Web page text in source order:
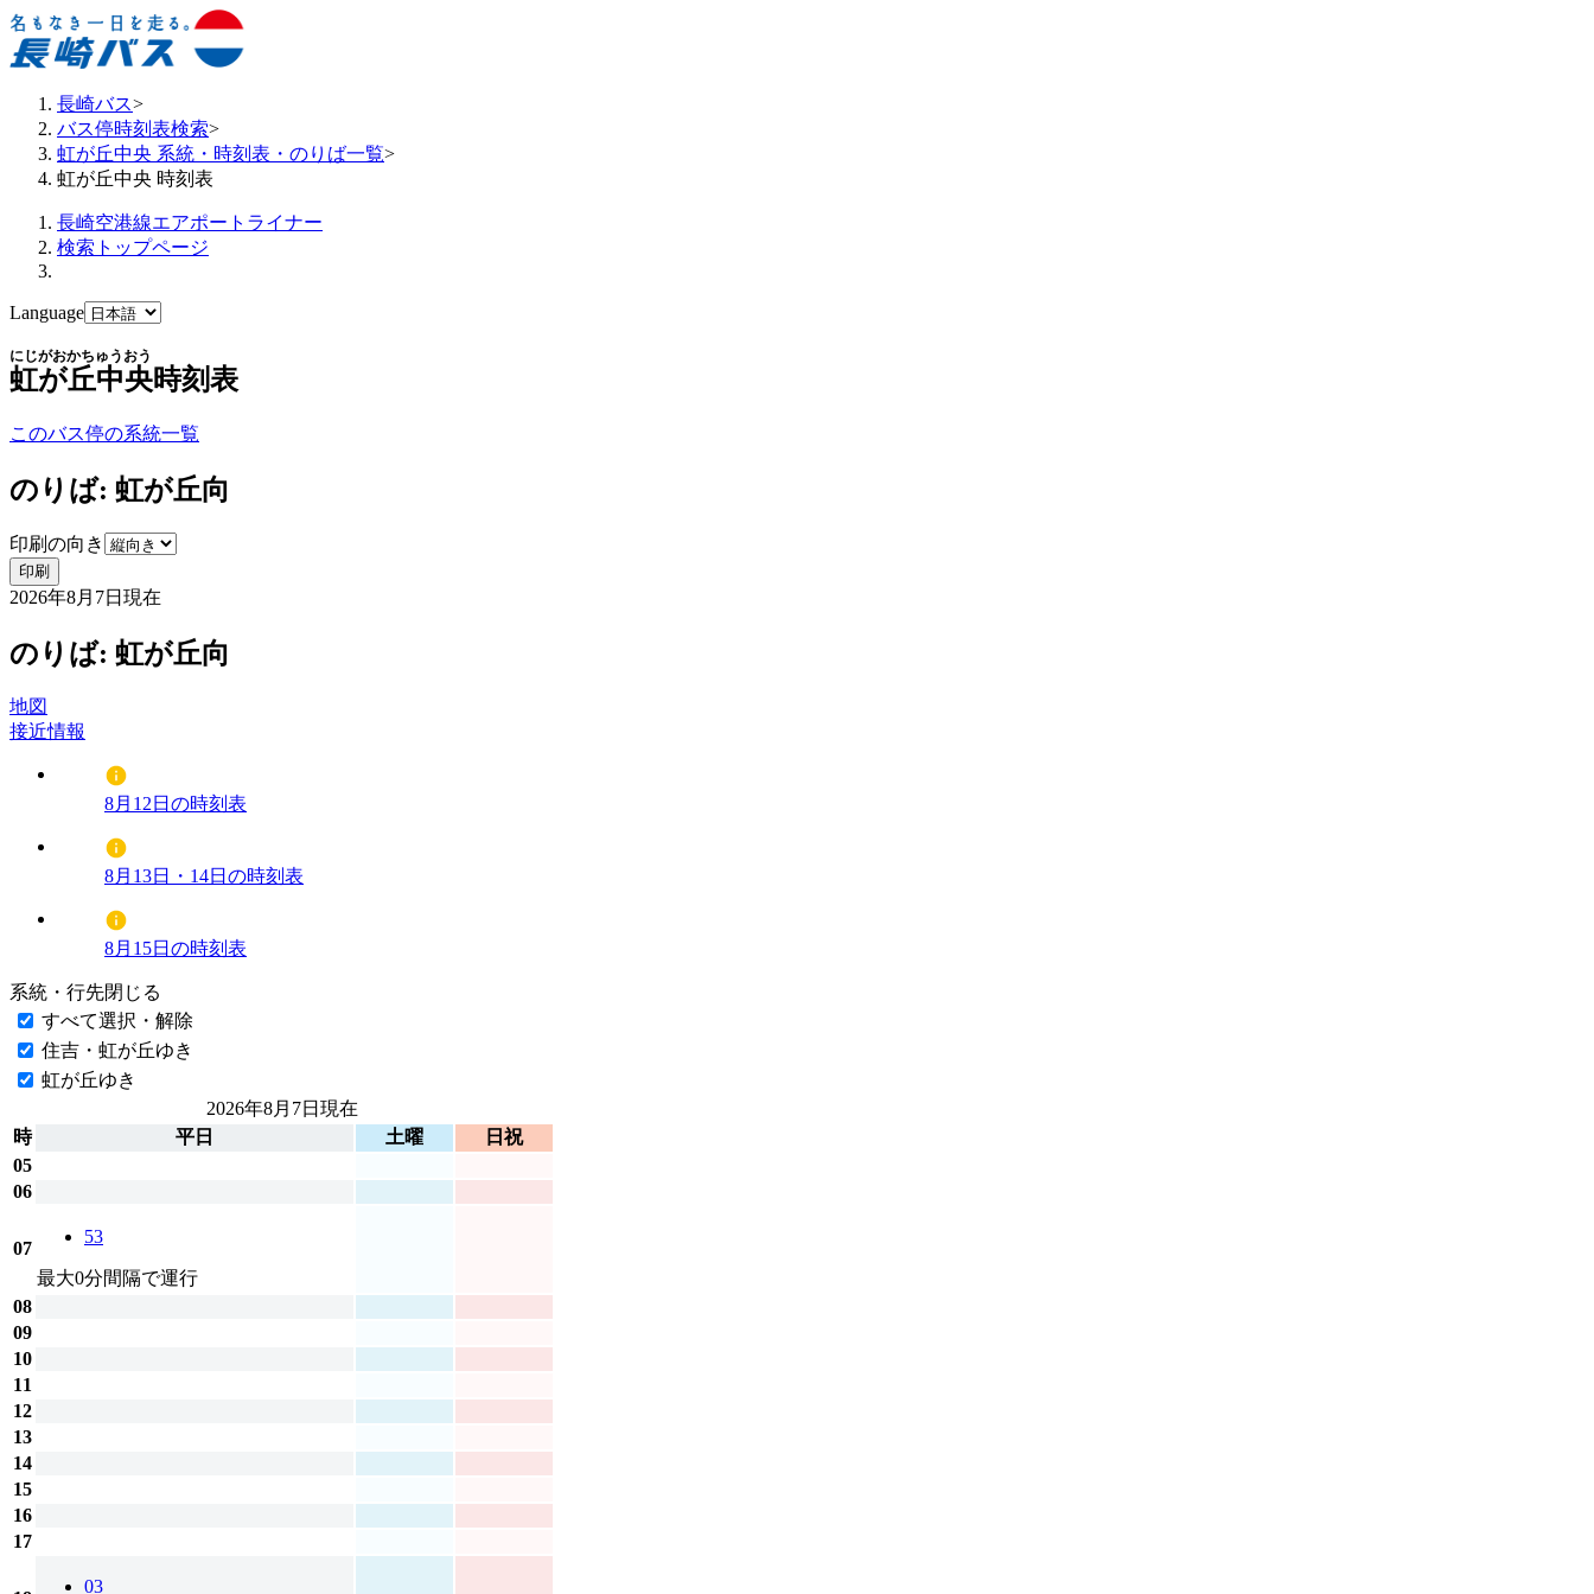
長崎バス>
バス停時刻表検索>
虹が丘中央 系統・時刻表・のりば一覧>
虹が丘中央 時刻表
長崎空港線エアポートライナー
検索トップページ
Language
虹が丘中央
にじがおかちゅうおう
時刻表
このバス停の系統一覧
のりば: 虹が丘向
印刷の向き
印刷
2026年8月7日 現在
のりば: 虹が丘向
地図
接近情報
8月12日の時刻表
8月13日・14日の時刻表
8月15日の時刻表
系統・行先閉じる
すべて選択・解除
住吉・虹が丘ゆき
虹が丘ゆき
2026年8月7日 現在
時
平日 土曜
日祝
05
06
07
53
最大0分間隔で運行
08
09
10
11
12
13
14
15
16
17
03